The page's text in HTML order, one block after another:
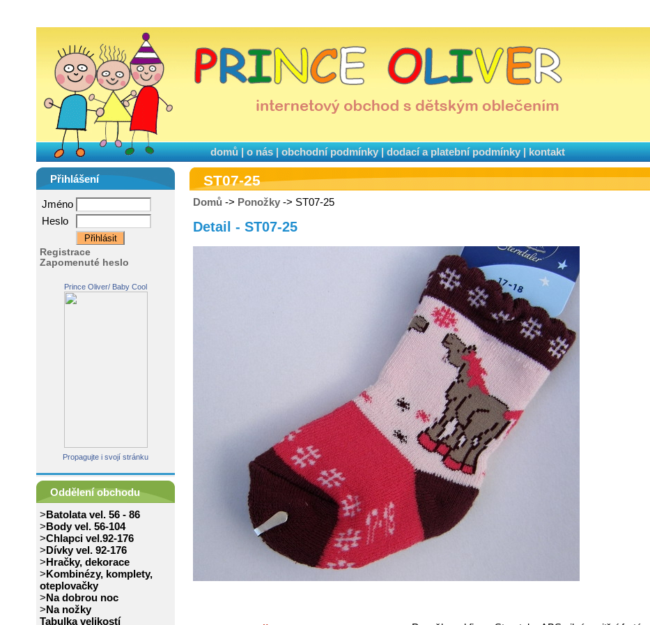
domů|o nás|obchodní podmínky|dodací a platební podmínky|kontakt
Přihlášení
Jméno
Heslo
Registrace
Zapomenuté heslo
Prince Oliver/ Baby Cool
Propagujte i svojí stránku
Oddělení obchodu
>Batolata vel. 56 - 86
>Body vel. 56-104
>Chlapci vel.92-176
>Dívky vel. 92-176
>Hračky, dekorace
>Kombinézy, komplety,
oteplovačky
>Na dobrou noc
>Na nožky
Tabulka velikostí
ST07-25
Domů -> Ponožky -> ST07-25
Detail - ST07-25